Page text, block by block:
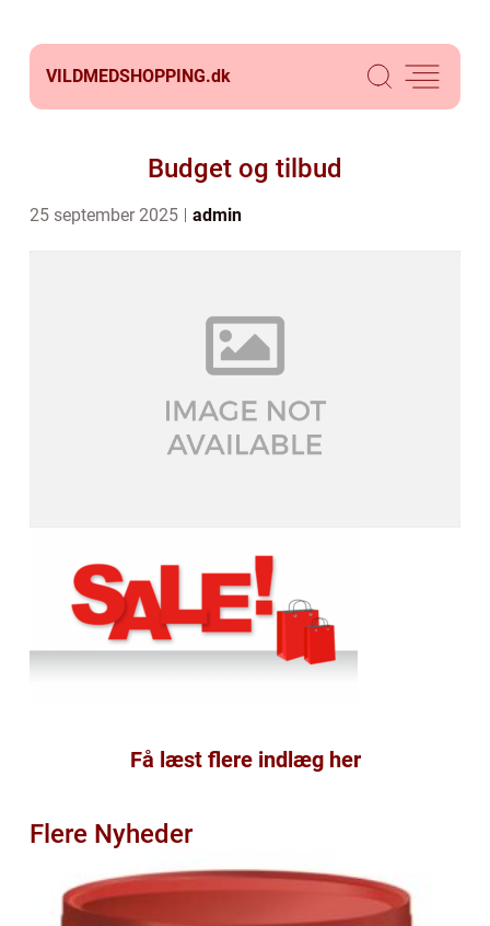
VILDMEDSHOPPING.dk
Budget og tilbud
25 september 2025 admin
Få læst flere indlæg her
Flere Nyheder